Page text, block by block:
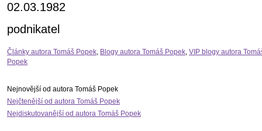
02.03.1982
podnikatel
Články autora Tomáš Popek, Blogy autora Tomáš Popek, VIP blogy autora
Popek
Nejnovější od autora Tomáš Popek
Nejčtenější od autora Tomáš Popek
Nejdiskutovanější od autora Tomáš Popek